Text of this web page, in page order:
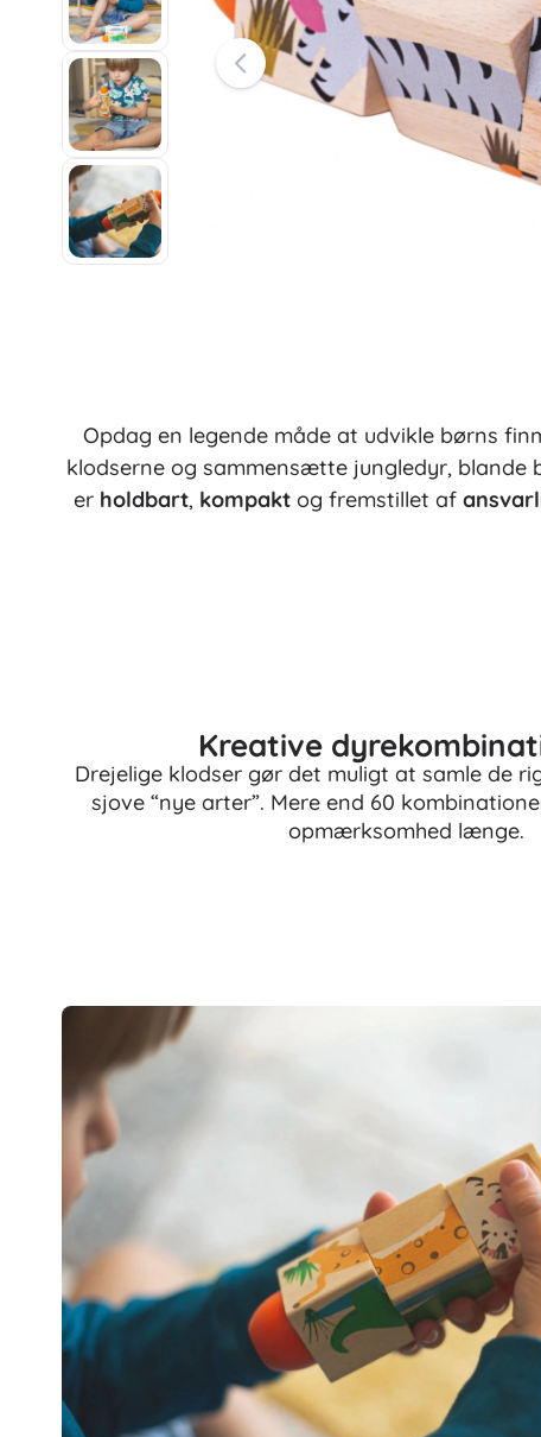
Kontorartikler
Organisering
Møbler
Vaskerum
Trælæringslegetøj
Byggesæt og puslespil
Motoriske legetøj
Montessori legetøj
Didaktiske legetøj
Spil og hovedbrud
Dyrefigurer og plysdyr
Havebelysning
Tegning og skrivning
Opdag en legende måde at udvikle børns
klodserne og sammensætte jungledyr, blande
er holdbart, kompakt og fremstillet af
Kreative
Drejelige klodser gør det muligt at samle de
sjove “nye arter”. Mere end 60
opmærksomhed længe.